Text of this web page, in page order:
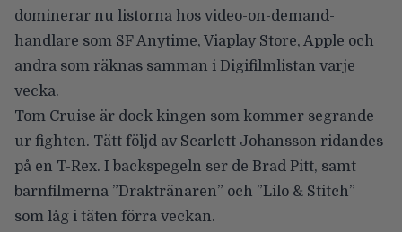
dominerar nu listorna hos video-on-demand-
handlare som SF Anytime, Viaplay Store, Apple och
andra som räknas samman i Digifilmlistan varje
vecka.
Tom Cruise är dock kingen som kommer segrande
ur fighten. Tätt följd av Scarlett Johansson ridandes
på en T-Rex. I backspegeln ser de Brad Pitt, samt
barnfilmerna ”Draktränaren” och ”Lilo & Stitch”
som låg i täten förra veckan.